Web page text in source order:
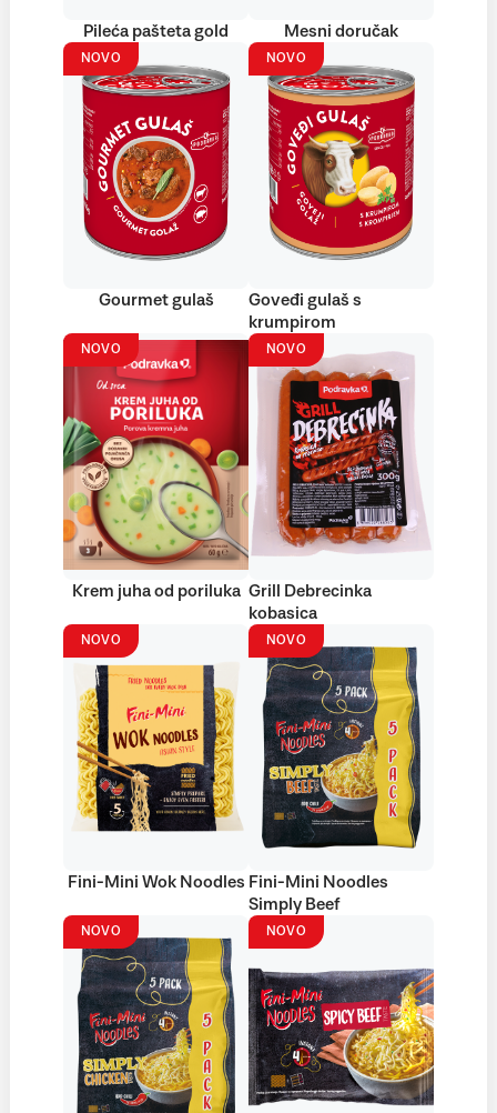
Pileća pašteta gold Mesni doručak
NOVO
Gourmet gulaš
NOVO
Goveđi gulaš s
krumpirom
NOVO
Krem juha od poriluka
NOVO
Grill Debrecinka
kobasica
NOVO
Fini-Mini Wok Noodles
NOVO
Fini-Mini Noodles
Simply Beef
NOVO NOVO